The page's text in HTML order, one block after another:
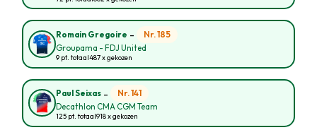
Romain Gregoire - Nr. 185
Groupama - FDJ United
9 pt. totaal487 x gekozen
Paul Seixas - Nr. 141
Decathlon CMA CGM Team
125 pt. totaal918 x gekozen